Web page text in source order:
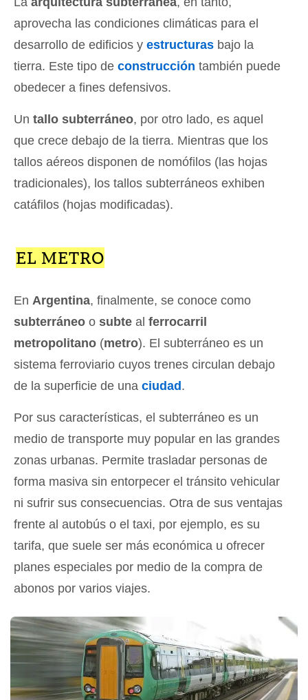
aprovecha las condiciones climáticas para el
desarrollo de edificios y estructuras bajo la
tierra. Este tipo de construcción también puede
obedecer a fines defensivos.
Un tallo subterráneo, por otro lado, es aquel
que crece debajo de la tierra. Mientras que los
tallos aéreos disponen de nomófilos (las hojas
tradicionales), los tallos subterráneos exhiben
catáfilos (hojas modificadas).
EL METRO
En Argentina, finalmente, se conoce como
subterráneo o subte al ferrocarril
metropolitano (metro). El subterráneo es un
sistema ferroviario cuyos trenes circulan debajo
de la superficie de una ciudad.
Por sus características, el subterráneo es un
medio de transporte muy popular en las grandes
zonas urbanas. Permite trasladar personas de
forma masiva sin entorpecer el tránsito vehicular
ni sufrir sus consecuencias. Otra de sus ventajas
frente al autobús o el taxi, por ejemplo, es su
tarifa, que suele ser más económica u ofrecer
planes especiales por medio de la compra de
abonos por varios viajes.